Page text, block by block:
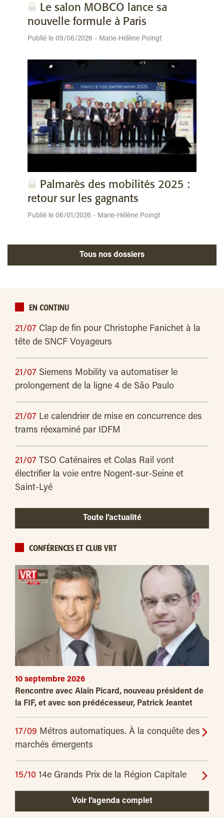
Le salon MOBCO lance sa
nouvelle formule à Paris
Publié le 09/06/2026 - Marie-Hélène Poingt
Palmarès des mobilités 2025 :
retour sur les gagnants
Publié le 06/01/2026 - Marie-Hélène Poingt
Tous nos dossiers
EN CONTINU
21/07 Clap de fin pour Christophe Fanichet à la
tête de SNCF Voyageurs
21/07 Siemens Mobility va automatiser le
prolongement de la ligne 4 de São Paulo
21/07 Le calendrier de mise en concurrence des
trams réexaminé par IDFM
21/07 TSO Caténaires et Colas Rail vont
électrifier la voie entre Nogent-sur-Seine et
Saint-Lyé
Toute l’actualité
CONFÉRENCES ET CLUB VRT
10 septembre 2026
Rencontre avec Alain Picard, nouveau président de
la FIF, et avec son prédécesseur, Patrick Jeantet
17/09 Métros automatiques. À la conquête des
marchés émergents
15/10 14e Grands Prix de la Région Capitale
Voir l’agenda complet